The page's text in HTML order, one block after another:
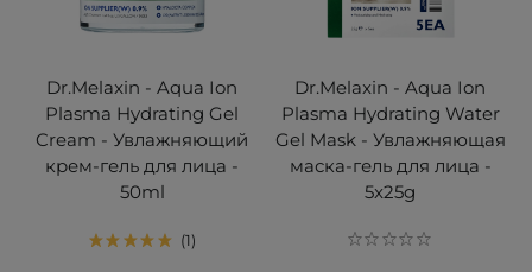
Dr.Melaxin - Aqua Ion
Plasma Hydrating Gel
Cream - Увлажняющий
крем-гель для лица -
50ml
1
Dr.Melaxin - Aqua Ion
Plasma Hydrating Water
Gel Mask - Увлажняющая
маска-гель для лица -
5x25g